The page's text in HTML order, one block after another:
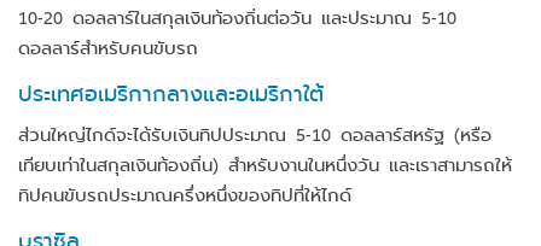
10-20 ดอลลาร์ในสกุลเงินท้องถิ่นต่อวัน และประมาณ 5-10
ดอลลาร์สำหรับคนขับรถ
ประเทศอเมริกากลางและอเมริกาใต้
ส่วนใหญ่ไกด์จะได้รับเงินทิปประมาณ 5-10 ดอลลาร์สหรัฐ (หรือ
เทียบเท่าในสกุลเงินท้องถิ่น) สำหรับงานในหนึ่งวัน และเราสามารถให้
ทิปคนขับรถประมาณครึ่งหนึ่งของทิปที่ให้ไกด์
บราซิล